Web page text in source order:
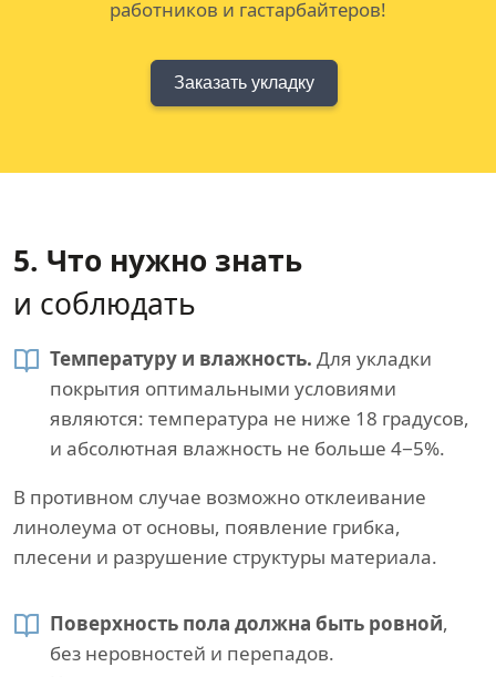
работников и гастарбайтеров!
Заказать укладку
5. Что нужно знать
и соблюдать
Температуру и влажность. Для укладки
покрытия оптимальными условиями
являются: температура не ниже 18 градусов,
и абсолютная влажность не больше 4−5%.
В противном случае возможно отклеивание
линолеума от основы, появление грибка,
плесени и разрушение структуры материала.
Поверхность пола должна быть ровной,
без неровностей и перепадов.